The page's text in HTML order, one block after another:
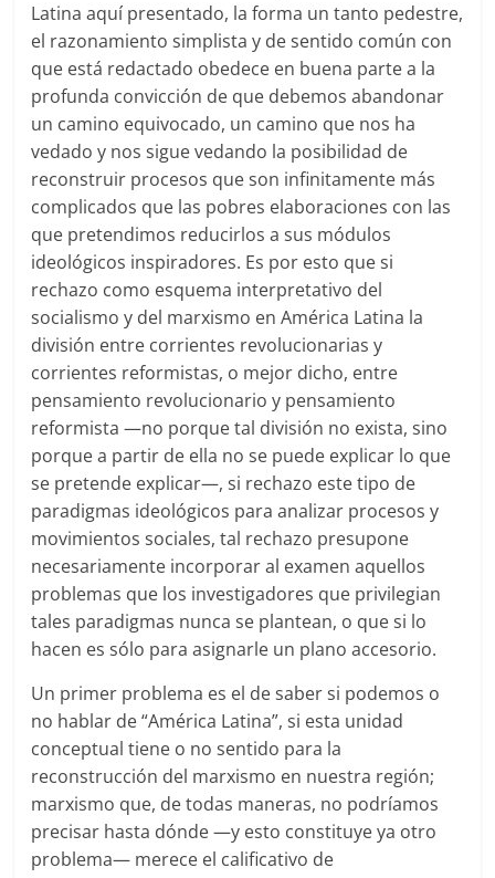
Latina aquí presentado, la forma un tanto pedestre,
el razonamiento simplista y de sentido común con
que está redactado obedece en buena parte a la
profunda convicción de que debemos abandonar
un camino equivocado, un camino que nos ha
vedado y nos sigue vedando la posibilidad de
reconstruir procesos que son infinitamente más
complicados que las pobres elaboraciones con las
que pretendimos reducirlos a sus módulos
ideológicos inspiradores. Es por esto que si
rechazo como esquema interpretativo del
socialismo y del marxismo en América Latina la
división entre corrientes revolucionarias y
corrientes reformistas, o mejor dicho, entre
pensamiento revolucionario y pensamiento
reformista —no porque tal división no exista, sino
porque a partir de ella no se puede explicar lo que
se pretende explicar—, si rechazo este tipo de
paradigmas ideológicos para analizar procesos y
movimientos sociales, tal rechazo presupone
necesariamente incorporar al examen aquellos
problemas que los investigadores que privilegian
tales paradigmas nunca se plantean, o que si lo
hacen es sólo para asignarle un plano accesorio.
Un primer problema es el de saber si podemos o
no hablar de “América Latina”, si esta unidad
conceptual tiene o no sentido para la
reconstrucción del marxismo en nuestra región;
marxismo que, de todas maneras, no podríamos
precisar hasta dónde —y esto constituye ya otro
problema— merece el calificativo de